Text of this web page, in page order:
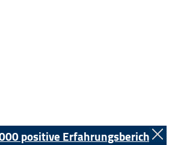
positive Erfahrungsberichte!